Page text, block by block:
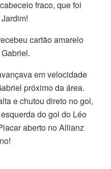
fraco, que foi
cartão amarelo
em velocidade
próximo da área.
e chutou direto no gol,
do gol do Léo
aberto no Allianz